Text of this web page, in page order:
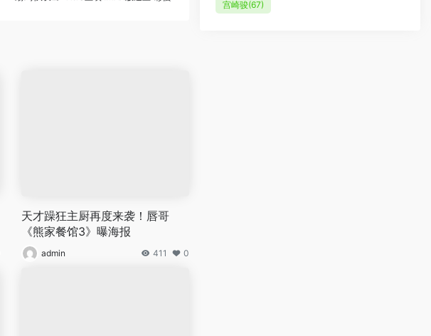
天才躁狂主厨再度来袭！唇哥
《熊家餐馆3》曝海报
admin 411 0
宫崎骏(67)